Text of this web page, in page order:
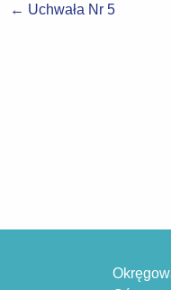
← Uchwała Nr 5